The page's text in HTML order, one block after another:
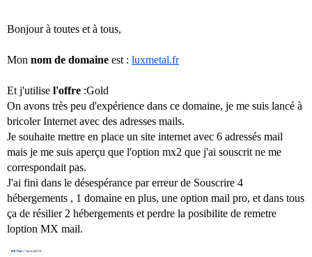
Bonjour à toutes et à tous,
Mon nom de domaine est : luxmetal.fr
Et j'utilise l'offre :Gold
On avons très peu d'expérience dans ce domaine, je me suis lancé à
bricoler Internet avec des adresses mails.
Je souhaite mettre en place un site internet avec 6 adressés mail
mais je me suis aperçu que l'option mx2 que j'ai souscrit ne me
correspondait pas.
J'ai fini dans le désespérance par erreur de Souscrire 4
hébergements , 1 domaine en plus, une option mail pro, et dans tous
ça de résilier 2 hébergements et perdre la posibilite de remetre
loption MX mail.